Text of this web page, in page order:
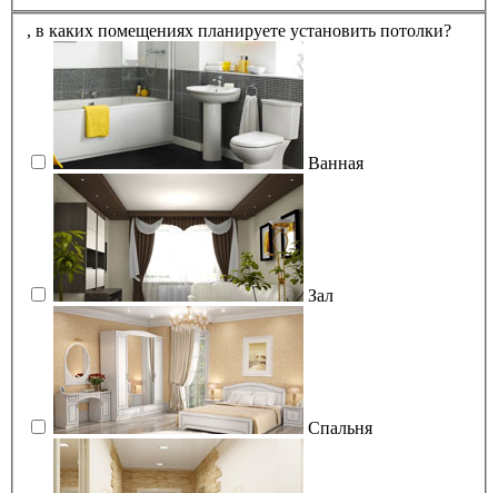
, в каких помещениях планируете установить потолки?
Ванная
Зал
Спальня